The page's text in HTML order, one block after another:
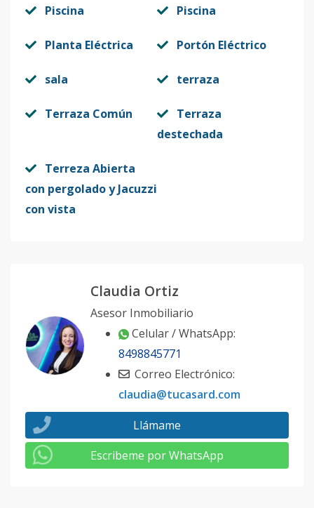
Piscina Piscina
Planta Eléctrica Portón Eléctrico
sala terraza
Terraza Común
Terraza
destechada
Terreza Abierta
con pergolado y Jacuzzi
con vista
Claudia Ortiz
Asesor Inmobiliario
Celular / WhatsApp:
8498845771
Correo Electrónico:
claudia@tucasard.com
Llámame
Escribeme por WhatsApp